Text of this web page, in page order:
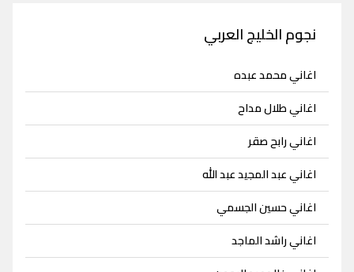
نجوم الخليج العربي
اغاني محمد عبده
اغاني طلال مداح
اغاني رابح صقر
اغاني عبد المجيد عبد الله
اغاني حسين الجسمي
اغاني راشد الماجد